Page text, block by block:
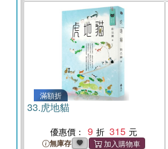
滿額折
33.虎地貓
優惠價： 9 315
無庫存